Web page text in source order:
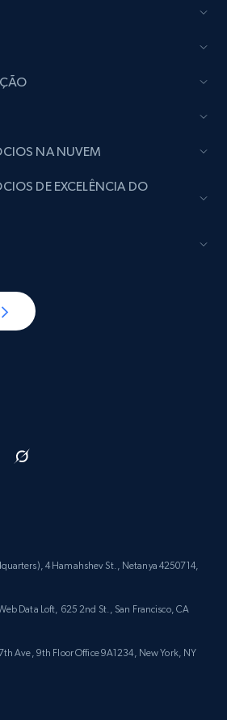
4 Hamahshev St., Netanya 4250714,
Data Loft, 625 2nd St., San Francisco, CA
Ave, 9th Floor Office 9A1234, New York, NY
NA NUVEM
DE EXCELÊNCIA DO